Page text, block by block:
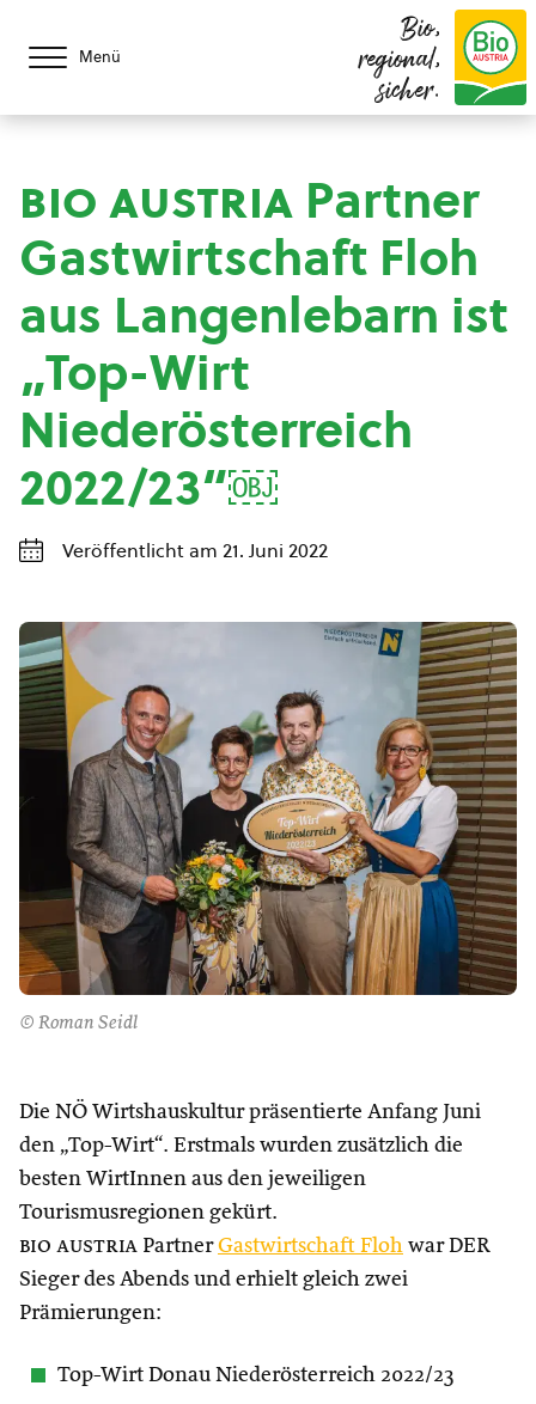
Menü
Bio,
regional,
sicher.
bio austria Partner
Gastwirtschaft Floh
aus Langenlebarn ist
„Top-Wirt
Niederösterreich
2022/23“￼
Veröffentlicht am 21. Juni 2022
© Roman Seidl
Die NÖ Wirtshauskultur präsentierte Anfang Juni
den „Top-Wirt“. Erstmals wurden zusätzlich die
besten WirtInnen aus den jeweiligen
Tourismusregionen gekürt.
bio austria PartnerGastwirtschaft Floh war DER
Sieger des Abends und erhielt gleich zwei
Prämierungen:
Top-Wirt Donau Niederösterreich 2022/23